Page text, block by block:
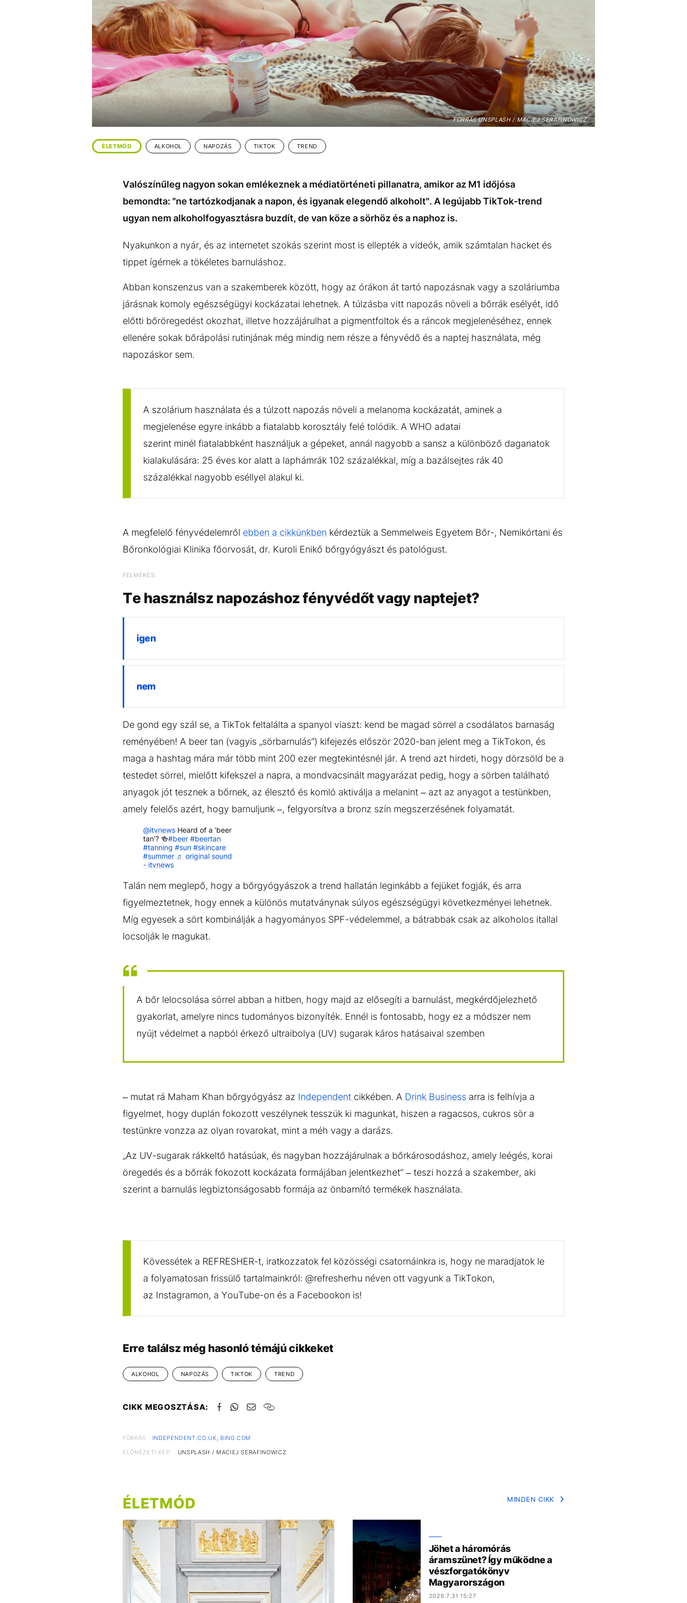
VideóKvíz
REFRESHER
Médiaajánlat Impresszum
FORRÁS UNSPLASH / MACIEJ SERAFINOWICZ
ÉLETMÓD ALKOHOL NAPOZÁS TIKTOK TREND
Valószínűleg nagyon sokan emlékeznek a médiatörténeti pillanatra, amikor az M1 időjósa
bemondta: "ne tartózkodjanak a napon, és igyanak elegendő alkoholt". A legújabb TikTok-trend
ugyan nem alkoholfogyasztásra buzdít, de van köze a sörhöz és a naphoz is.
Nyakunkon a nyár, és az internetet szokás szerint most is ellepték a videók, amik számtalan hacket és
tippet ígérnek a tökéletes barnuláshoz.
Abban konszenzus van a szakemberek között, hogy az órákon át tartó napozásnak vagy a szoláriumba
járásnak komoly egészségügyi kockázatai lehetnek. A túlzásba vitt napozás növeli a bőrrák esélyét, idő
előtti bőröregedést okozhat, illetve hozzájárulhat a pigmentfoltok és a ráncok megjelenéséhez, ennek
ellenére sokak bőrápolási rutinjának még mindig nem része a fényvédő és a naptej használata, még
napozáskor sem.
A szolárium használata és a túlzott napozás növeli a melanoma kockázatát, aminek a
megjelenése egyre inkább a fiatalabb korosztály felé tolódik. A WHO adatai
szerint minél fiatalabbként használjuk a gépeket, annál nagyobb a sansz a különböző daganatok
kialakulására: 25 éves kor alatt a laphámrák 102 százalékkal, míg a bazálsejtes rák 40
százalékkal nagyobb eséllyel alakul ki.
A megfelelő fényvédelemről ebben a cikkünkben kérdeztük a Semmelweis Egyetem Bőr-, Nemikórtani és
Bőronkológiai Klinika főorvosát, dr. Kuroli Enikő bőrgyógyászt és patológust.
FELMÉRÉS:
Te használsz napozáshoz fényvédőt vagy naptejet?
igen
nem
De gond egy szál se, a TikTok feltalálta a spanyol viaszt: kend be magad sörrel a csodálatos barnaság
reményében! A beer tan (vagyis „sörbarnulás“) kifejezés először 2020-ban jelent meg a TikTokon, és
maga a hashtag mára már több mint 200 ezer megtekintésnél jár. A trend azt hirdeti, hogy dörzsöld be a
testedet sörrel, mielőtt kifekszel a napra, a mondvacsinált magyarázat pedig, hogy a sörben található
anyagok jót tesznek a bőrnek, az élesztő és komló aktiválja a melanint – azt az anyagot a testünkben,
amely felelős azért, hogy barnuljunk –, felgyorsítva a bronz szín megszerzésének folyamatát.
@itvnews Heard of a ‘beer
tan’? 🍻#beer #beertan
#tanning #sun #skincare
#summer ♬ original sound
- itvnews
Talán nem meglepő, hogy a bőrgyógyászok a trend hallatán leginkább a fejüket fogják, és arra
figyelmeztetnek, hogy ennek a különös mutatványnak súlyos egészségügyi következményei lehetnek.
Míg egyesek a sört kombinálják a hagyományos SPF-védelemmel, a bátrabbak csak az alkoholos itallal
locsolják le magukat.
A bőr lelocsolása sörrel abban a hitben, hogy majd az elősegíti a barnulást, megkérdőjelezhető
gyakorlat, amelyre nincs tudományos bizonyíték. Ennél is fontosabb, hogy ez a módszer nem
nyújt védelmet a napból érkező ultraibolya (UV) sugarak káros hatásaival szemben
– mutat rá Maham Khan bőrgyógyász az Independent cikkében. A Drink Business arra is felhívja a
figyelmet, hogy duplán fokozott veszélynek tesszük ki magunkat, hiszen a ragacsos, cukros sör a
testünkre vonzza az olyan rovarokat, mint a méh vagy a darázs.
„Az UV-sugarak rákkeltő hatásúak, és nagyban hozzájárulnak a bőrkárosodáshoz, amely leégés, korai
öregedés és a bőrrák fokozott kockázata formájában jelentkezhet” – teszi hozzá a szakember, aki
szerint a barnulás legbiztonságosabb formája az önbarnító termékek használata.
Kövessétek a REFRESHER-t, iratkozzatok fel közösségi csatornáinkra is, hogy ne maradjatok le
a folyamatosan frissülő tartalmainkról: @refresherhu néven ott vagyunk a TikTokon,
az Instagramon, a YouTube-on és a Facebookon is!
Erre találsz még hasonló témájú cikkeket
ALKOHOL NAPOZÁS TIKTOK TREND
CIKK MEGOSZTÁSA:
FORRÁS INDEPENDENT.CO.UK
BING.COM
ELŐNÉZETI KÉP:
UNSPLASH / MACIEJ SERAFINOWICZ
ÉLETMÓD MINDEN CIKK
Jöhet a háromórás
áramszünet? Így működne a
vészforgatókönyv
Magyarországon
2026.7.31 15:27